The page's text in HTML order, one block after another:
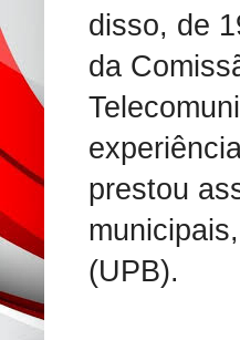
disso, de
da
prestou
(UPB).